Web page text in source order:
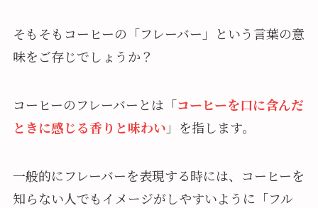
そもそもコーヒーの「フレーバー」という言葉の意
味をご存じでしょうか？
コーヒーのフレーバーとは「コーヒーを口に含んだ
ときに感じる香りと味わい 」を指します。
一般的にフレーバーを表現する時には、コーヒーを
知らない人でもイメージがしやすいように「フル